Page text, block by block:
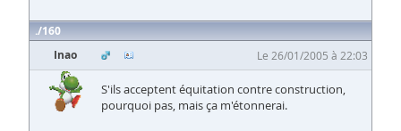
160
Inao
Le 26/01/2005 à 22:03
S'ils acceptent équitation contre construction,
pourquoi pas, mais ça m'étonnerai.